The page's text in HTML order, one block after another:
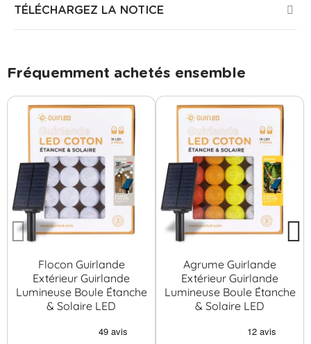
TÉLÉCHARGEZ LA NOTICE
Fréquemment achetés ensemble
Flocon Guirlande
Extérieur Guirlande
Lumineuse Boule Étanche
& Solaire LED
Agrume Guirlande
Extérieur Guirlande
Lumineuse Boule Étanche
& Solaire LED